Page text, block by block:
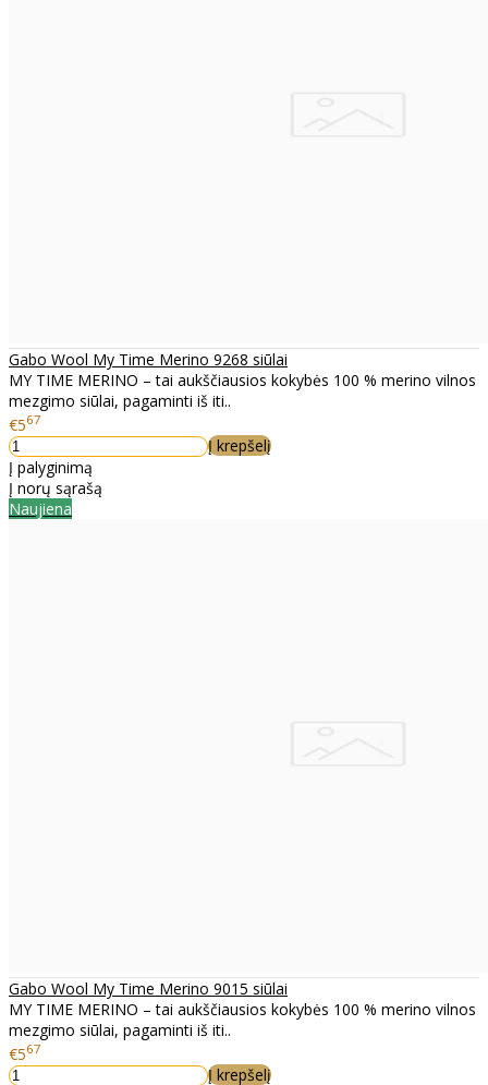
Gabo Wool My Time Merino 9268 siūlai
MY TIME MERINO – tai aukščiausios kokybės 100 % merino vilnos
mezgimo siūlai, pagaminti iš iti..
€567
Į krepšelį
Į palyginimą
Į norų sąrašą
Naujiena
Gabo Wool My Time Merino 9015 siūlai
MY TIME MERINO – tai aukščiausios kokybės 100 % merino vilnos
mezgimo siūlai, pagaminti iš iti..
€567
Į krepšelį